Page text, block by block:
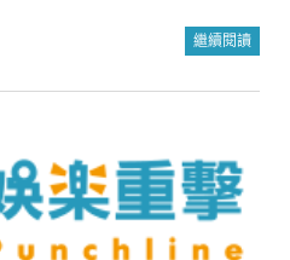
繼續閱讀